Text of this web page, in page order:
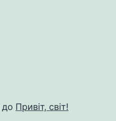
до Привіт, світ!